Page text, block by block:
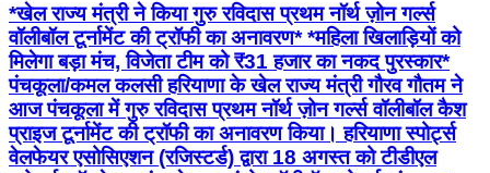
*खेल राज्य मंत्री ने किया गुरु रविदास प्रथम नॉर्थ ज़ोन गर्ल्स
वॉलीबॉल टूर्नामेंट की ट्रॉफी का अनावरण* *महिला खिलाड़ियों को
मिलेगा बड़ा मंच, विजेता टीम को ₹31 हजार का नकद पुरस्कार*
पंचकूला/कमल कलसी हरियाणा के खेल राज्य मंत्री गौरव गौतम ने
आज पंचकूला में गुरु रविदास प्रथम नॉर्थ ज़ोन गर्ल्स वॉलीबॉल कैश
प्राइज टूर्नामेंट की ट्रॉफी का अनावरण किया। हरियाणा स्पोर्ट्स
वेलफेयर एसोसिएशन (रजिस्टर्ड) द्वारा 18 अगस्त को टीडीएल